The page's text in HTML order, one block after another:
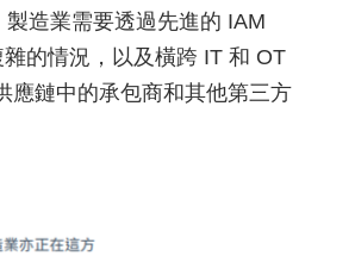
造業需要透過先進的 IAM
的情況，以及橫跨 IT 和 OT
應鏈中的承包商和其他第三方